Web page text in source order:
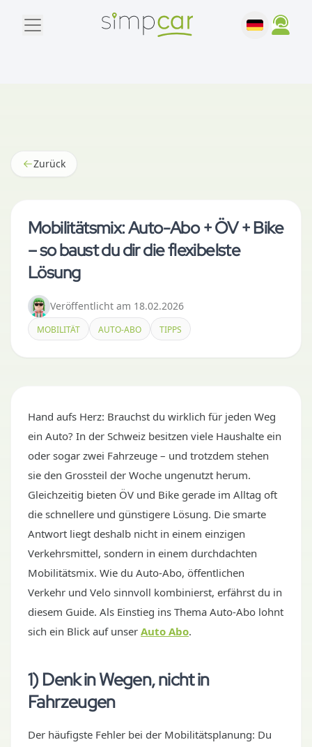
Zurück
Mobilitätsmix: Auto-Abo + ÖV + Bike
– so baust du dir die flexibelste
Lösung
Veröffentlicht am 18.02.2026
MOBILITÄT AUTO-ABO TIPPS
Hand aufs Herz: Brauchst du wirklich für jeden Weg
ein Auto? In der Schweiz besitzen viele Haushalte ein
oder sogar zwei Fahrzeuge – und trotzdem stehen
sie den Grossteil der Woche ungenutzt herum.
Gleichzeitig bieten ÖV und Bike gerade im Alltag oft
die schnellere und günstigere Lösung. Die smarte
Antwort liegt deshalb nicht in einem einzigen
Verkehrsmittel, sondern in einem durchdachten
Mobilitätsmix. Wie du Auto-Abo, öffentlichen
Verkehr und Velo sinnvoll kombinierst, erfährst du in
diesem Guide. Als Einstieg ins Thema Auto-Abo lohnt
sich ein Blick auf unser Auto Abo.
1) Denk in Wegen, nicht in
Fahrzeugen
Der häufigste Fehler bei der Mobilitätsplanung: Du